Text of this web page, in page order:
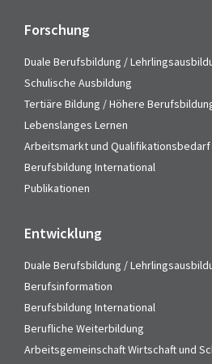
Forschung
Duale Berufsbildung /
Schulische Ausbildung
Tertiäre Bildung / Höhere
Lebenslanges Lernen
Arbeitsmarkt und Qualifikationsbedarf
Berufsbildung International
Publikationen
Entwicklung
Duale Berufsbildung /
Berufsinformation
Berufsbildung International
Berufliche Weiterbildung
Arbeitsgemeinschaft Wirtschaft und